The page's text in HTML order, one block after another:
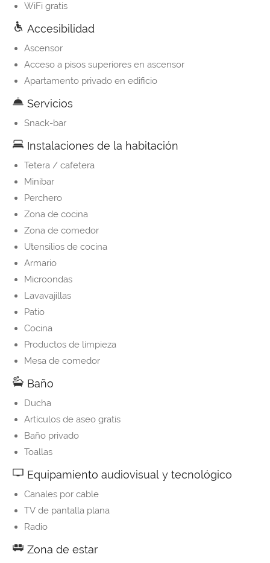
WiFi gratis
Accesibilidad
Ascensor
Acceso a pisos superiores en ascensor
Apartamento privado en edificio
Servicios
Snack-bar
Instalaciones de la habitación
Tetera / cafetera
Minibar
Perchero
Zona de cocina
Zona de comedor
Utensilios de cocina
Armario
Microondas
Lavavajillas
Patio
Cocina
Productos de limpieza
Mesa de comedor
Baño
Ducha
Artículos de aseo gratis
Baño privado
Toallas
Equipamiento audiovisual y tecnológico
Canales por cable
TV de pantalla plana
Radio
Zona de estar